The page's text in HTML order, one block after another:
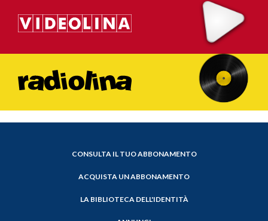
CONSULTA IL TUO ABBONAMENTO
ACQUISTA UN ABBONAMENTO
LA BIBLIOTECA DELL'IDENTITÀ